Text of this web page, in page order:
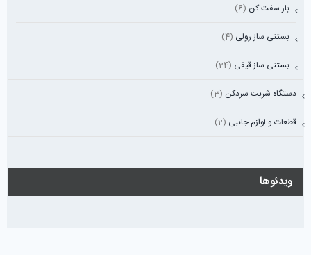
بار سفت کن (6)
بستنی ساز رولی (4)
بستنی ساز قیفی (24)
دستگاه شربت سردکن (3)
قطعات و لوازم جانبی (2)
ویدئوها